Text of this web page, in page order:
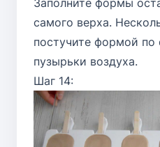
самого верха.
постучите формой по
пузырьки воздуха.
Шаг 14: